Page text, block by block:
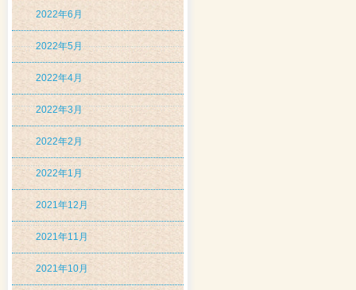
2022年6月
2022年5月
2022年4月
2022年3月
2022年2月
2022年1月
2021年12月
2021年11月
2021年10月